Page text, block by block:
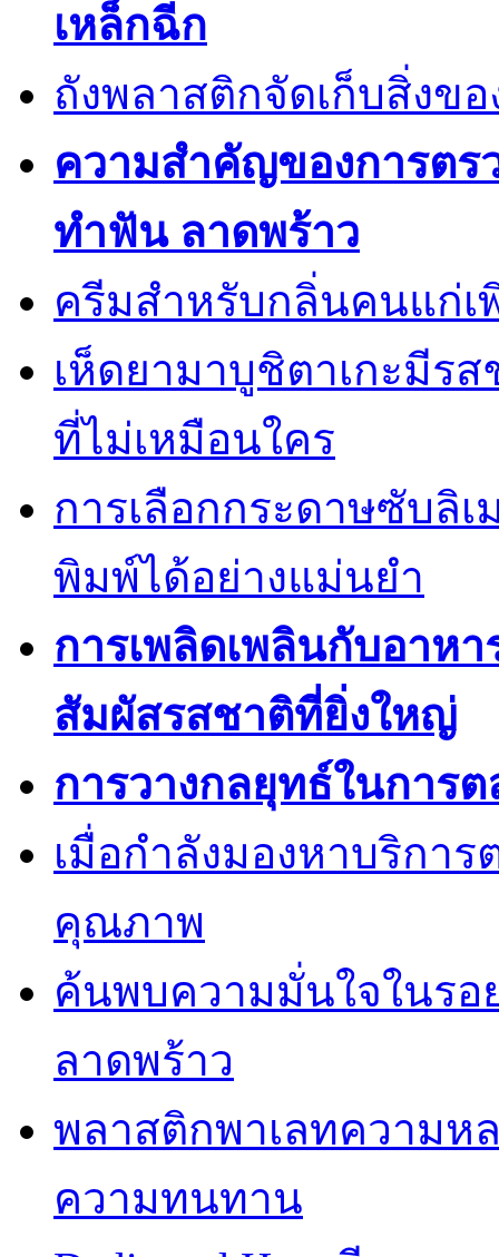
เหล็กฉีก
ถังพลาสติกจัดเก็บสิ่งข
ความสำคัญของการต
ทำฟัน ลาดพร้าว
ครีมสำหรับกลิ่นคนแก่
เห็ดยามาบูชิตาเกะมีร
ที่ไม่เหมือนใคร
การเลือกกระดาษซับลิ
พิมพ์ได้อย่างแม่นยำ
การเพลิดเพลินกับอาห
สัมผัสรสชาติที่ยิ่งใหญ่
การวางกลยุทธ์ในการ
เมื่อกำลังมองหาบริกา
คุณภาพ
ค้นพบความมั่นใจในร
ลาดพร้าว
พลาสติกพาเลทความห
ความทนทาน